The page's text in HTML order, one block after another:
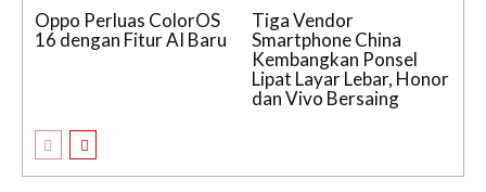
Oppo Perluas ColorOS
16 dengan Fitur AI Baru
Tiga Vendor
Smartphone China
Kembangkan Ponsel
Lipat Layar Lebar, Honor
dan Vivo Bersaing